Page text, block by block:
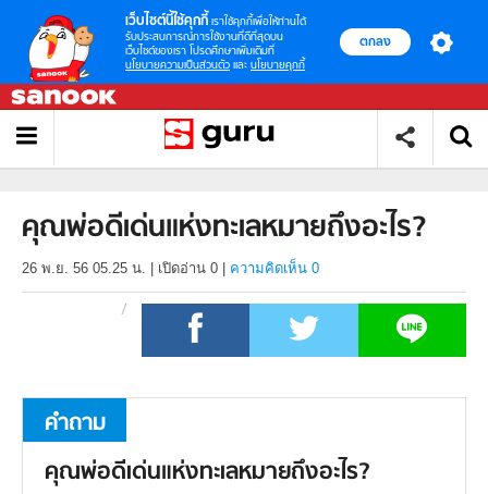
เว็บไซต์นี้ใช้คุกกี้ เราใช้คุกกี้เพื่อให้ท่านได้
รับประสบการณ์การใช้งานที่ดีที่สุดบน
เว็บไซต์ของเรา โปรดศึกษาเพิ่มเติมที่
นโยบายความเป็นส่วนตัว และ นโยบายคุกกี้
ตกลง
คุณพ่อดีเด่นแห่งทะเลหมายถึงอะไร?
26 พ.ย. 56 05.25 น. เปิดอ่าน 0 ความคิดเห็น 0
คำถาม
คุณพ่อดีเด่นแห่งทะเลหมายถึงอะไร?